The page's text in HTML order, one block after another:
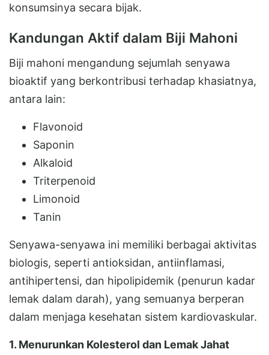
konsumsinya secara bijak.
Kandungan Aktif dalam Biji Mahoni
Biji mahoni mengandung sejumlah senyawa
bioaktif yang berkontribusi terhadap khasiatnya,
antara lain:
Flavonoid
Saponin
Alkaloid
Triterpenoid
Limonoid
Tanin
Senyawa-senyawa ini memiliki berbagai aktivitas
biologis, seperti antioksidan, antiinflamasi,
antihipertensi, dan hipolipidemik (penurun kadar
lemak dalam darah), yang semuanya berperan
dalam menjaga kesehatan sistem kardiovaskular.
1. Menurunkan Kolesterol dan Lemak Jahat